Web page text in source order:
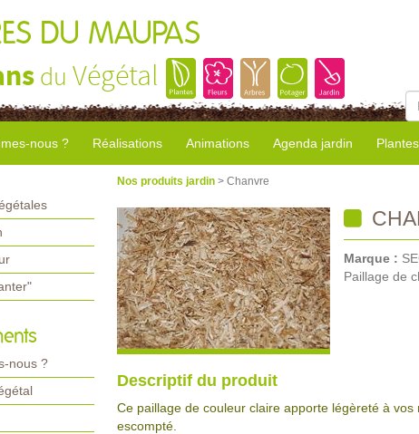
DU MAUPAS
du Végétal
nous ? Réalisations Animations Agenda jardin
nous ?
Nos produits jardin > Chanvre
Marque :
Paillage de
Descriptif du produit
Ce paillage de couleur claire apporte légèreté à
escompté.